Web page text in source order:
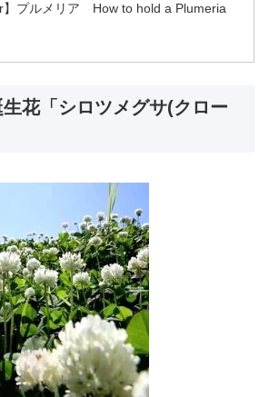
】プルメリア How to hold a Plumeria
花「シロツメグサ(クロー